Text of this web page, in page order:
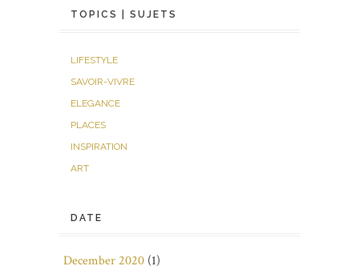
TOPICS | SUJETS
LIFESTYLE
SAVOIR-VIVRE
ELEGANCE
PLACES
INSPIRATION
ART
DATE
December 2020 (1)